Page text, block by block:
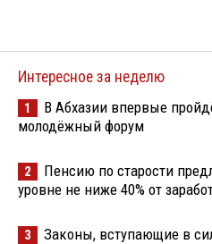
Интересное за неделю
1
В Абхазии впервые
молодёжный форум
2
Пенсию по старости
уровне не ниже 40% от
3 Законы, вступающие в